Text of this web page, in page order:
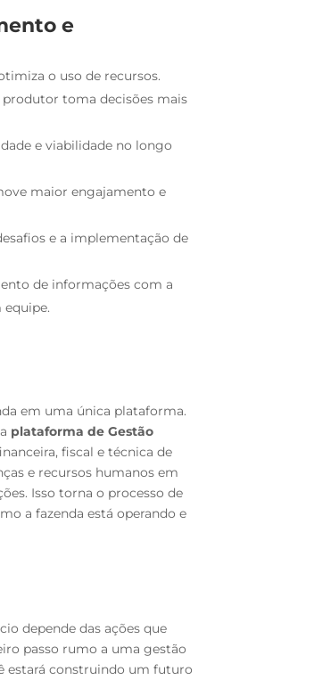
e
o uso de recursos.
produtor toma decisões mais
e viabilidade no longo
maior engajamento e
e a implementação de
de informações com a
em uma única plataforma.
plataforma de Gestão
fiscal e técnica de
e recursos humanos em
Isso torna o processo de
a fazenda está operando e
depende das ações que
passo rumo a uma gestão
estará construindo um futuro